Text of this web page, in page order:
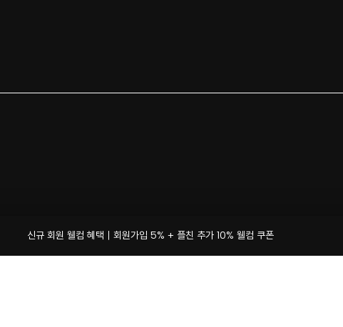
신규 회원 웰컴 혜택｜회원가입 5% + 플친 추가 10% 웰컴 쿠폰